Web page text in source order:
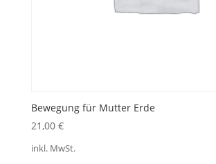
Bewegung für Mutter Erde
21,00 €
inkl. MwSt.